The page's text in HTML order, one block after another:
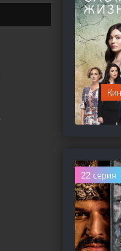
22 серия